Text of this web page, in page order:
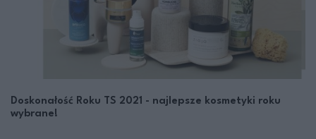
Doskonałość Roku TS 2021 - najlepsze kosmetyki roku
wybrane!